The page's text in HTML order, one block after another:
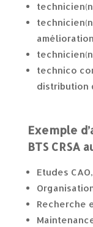
technico
distribution
Exemple
BTS CRSA
Etudes
Recherche